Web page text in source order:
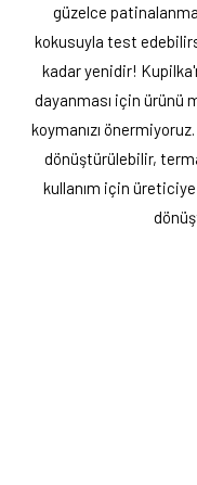
güzelce
kokusuyla test
kadar yenidir!
dayanması için ürünü
koymanızı
dönüştürülebilir,
kullanım için